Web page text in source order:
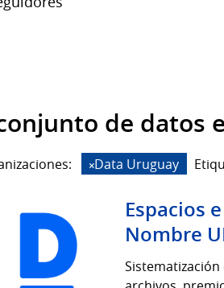
de datos
Data Uruguay
Espacios
Nombre